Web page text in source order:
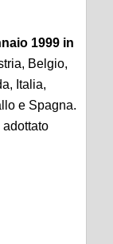
1999 in
Belgio,
Italia,
e Spagna.